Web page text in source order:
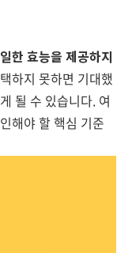
한 효능을 제공하지
하지 못하면 기대했
될 수 있습니다. 여
해야 할 핵심 기준